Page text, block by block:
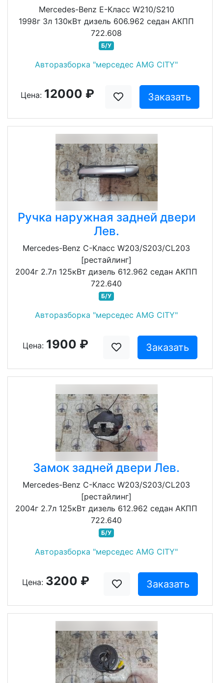
Mercedes-Benz E-Класс W210/S210
1998г 3л 130кВт дизель 606.962 седан АКПП
722.608
Б/У
Авторазборка "мерседес AMG CITY"
Цена: 12000 ₽ Заказать
Ручка наружная задней двери
Лев.
Mercedes-Benz C-Класс W203/S203/CL203
[рестайлинг]
2004г 2.7л 125кВт дизель 612.962 седан АКПП
722.640
Б/У
Авторазборка "мерседес AMG CITY"
Цена: 1900 ₽ Заказать
Замок задней двери Лев.
Mercedes-Benz C-Класс W203/S203/CL203
[рестайлинг]
2004г 2.7л 125кВт дизель 612.962 седан АКПП
722.640
Б/У
Авторазборка "мерседес AMG CITY"
Цена: 3200 ₽ Заказать